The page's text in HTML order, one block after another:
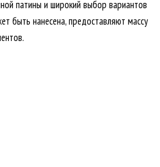
патины и широкий выбор вариантов
быть нанесена, предоставляют массу